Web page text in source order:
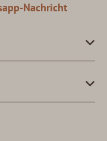
Nachricht